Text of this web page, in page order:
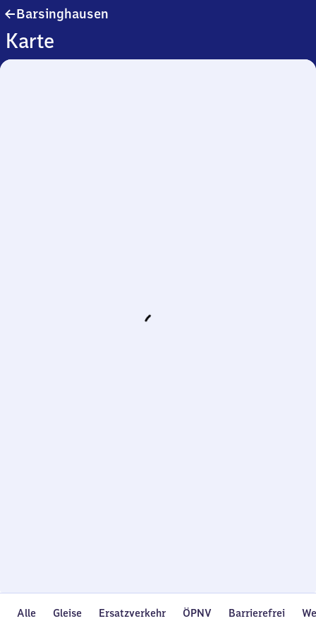
Barsinghausen
Karte
Alle Gleise Ersatzverkehr ÖPNV Barrierefrei